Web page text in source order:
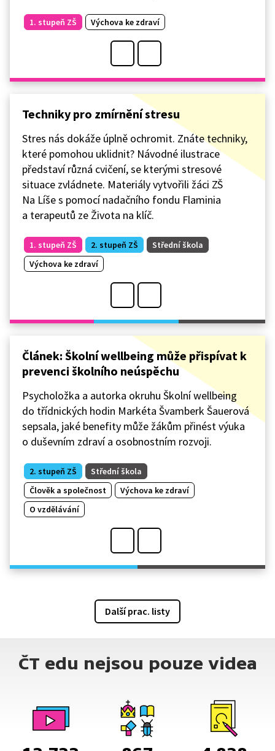
1. stupeň ZŠ Výchova ke zdraví
Techniky pro zmírnění stresu
Stres nás dokáže úplně ochromit. Znáte techniky,
které pomohou uklidnit? Návodné ilustrace
představí různá cvičení, se kterými stresové
situace zvládnete. Materiály vytvořili žáci ZŠ
Na Líše s pomocí nadačního fondu Flaminia
a terapeutů ze Života na klíč.
1. stupeň ZŠ 2. stupeň ZŠ
Střední škola
Výchova ke zdraví
Článek: Školní wellbeing může přispívat k
prevenci školního neúspěchu
Psycholožka a autorka okruhu Školní wellbeing
do třídnických hodin Markéta Švamberk Šauerová
sepsala, jaké benefity může žákům přinést výuka
o duševním zdraví a osobnostním rozvoji.
2. stupeň ZŠ
Střední škola
Člověk a společnost
Výchova ke zdraví
O vzdělávání
Další prac. listy
ČT edu nejsou pouze videa